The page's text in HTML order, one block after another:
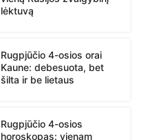
lėktuvą
Rugpjūčio 4-osios orai
Kaune: debesuota, bet
šilta ir be lietaus
Rugpjūčio 4-osios
horoskopas: vienam